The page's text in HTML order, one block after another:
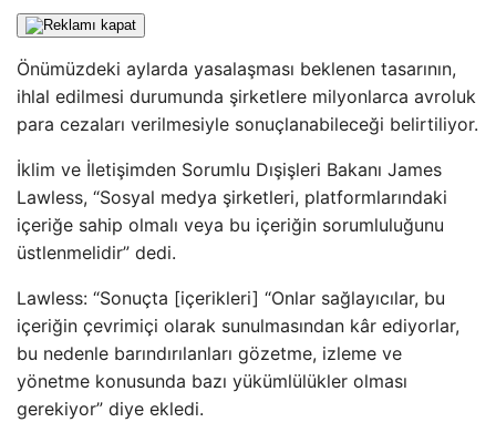
Önümüzdeki aylarda yasalaşması beklenen tasarının,
ihlal edilmesi durumunda şirketlere milyonlarca avroluk
para cezaları verilmesiyle sonuçlanabileceği belirtiliyor.
İklim ve İletişimden Sorumlu Dışişleri Bakanı James
Lawless, “Sosyal medya şirketleri, platformlarındaki
içeriğe sahip olmalı veya bu içeriğin sorumluluğunu
üstlenmelidir” dedi.
Lawless: “Sonuçta [içerikleri] “Onlar sağlayıcılar, bu
içeriğin çevrimiçi olarak sunulmasından kâr ediyorlar,
bu nedenle barındırılanları gözetme, izleme ve
yönetme konusunda bazı yükümlülükler olması
gerekiyor” diye ekledi.